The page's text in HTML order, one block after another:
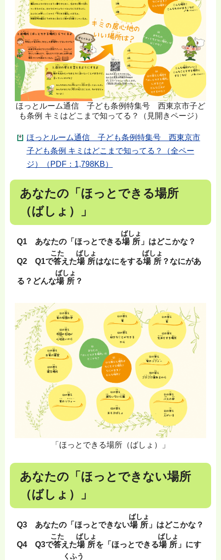
ほっとルーム通信 子ども条例特集号 西東京市子ど
も条例 キミはどこまで知ってる？（見開きページ）
ほっとルーム通信 子ども条例特集号 西東京市
子ども条例 キミはどこまで知ってる？（全ペー
ジ）（PDF：1,798KB）
あなたの「ほっとできる場所
（ばしょ）」
Q1 あなたの「ほっとできる場所
ばしょ
」はどこかな？
Q2 Q1で答
こた
えた場所
ばしょ
はなにをする場所
ばしょ
？なにがあ
る？どんな場所
ばしょ
？
「ほっとできる場所（ばしょ）」
あなたの「ほっとできない場所
（ばしょ）」
Q3 あなたの「ほっとできない場所
ばしょ
」はどこかな？
Q4 Q3で答
こた
えた場所
ばしょ
を「ほっとできる場所
ばしょ
」にす
くふう